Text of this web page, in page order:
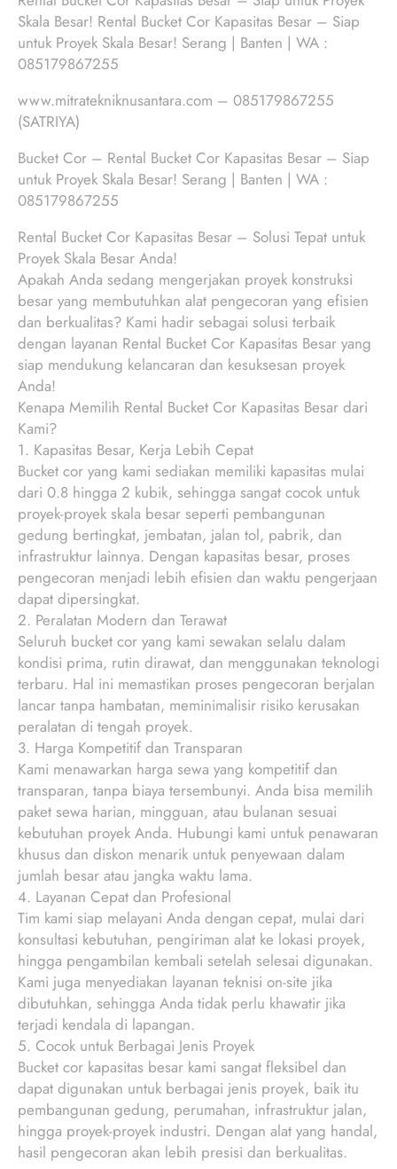
Skala Besar! Rental Bucket Cor Kapasitas Besar – Siap
untuk Proyek Skala Besar! Serang | Banten | WA :
085179867255
www.mitratekniknusantara.com – 085179867255
(SATRIYA)
Bucket Cor – Rental Bucket Cor Kapasitas Besar – Siap
untuk Proyek Skala Besar! Serang | Banten | WA :
085179867255
Rental Bucket Cor Kapasitas Besar – Solusi Tepat untuk
Proyek Skala Besar Anda!
Apakah Anda sedang mengerjakan proyek konstruksi
besar yang membutuhkan alat pengecoran yang efisien
dan berkualitas? Kami hadir sebagai solusi terbaik
dengan layanan Rental Bucket Cor Kapasitas Besar yang
siap mendukung kelancaran dan kesuksesan proyek
Anda!
Kenapa Memilih Rental Bucket Cor Kapasitas Besar dari
Kami?
1. Kapasitas Besar, Kerja Lebih Cepat
Bucket cor yang kami sediakan memiliki kapasitas mulai
dari 0.8 hingga 2 kubik, sehingga sangat cocok untuk
proyek-proyek skala besar seperti pembangunan
gedung bertingkat, jembatan, jalan tol, pabrik, dan
infrastruktur lainnya. Dengan kapasitas besar, proses
pengecoran menjadi lebih efisien dan waktu pengerjaan
dapat dipersingkat.
2. Peralatan Modern dan Terawat
Seluruh bucket cor yang kami sewakan selalu dalam
kondisi prima, rutin dirawat, dan menggunakan teknologi
terbaru. Hal ini memastikan proses pengecoran berjalan
lancar tanpa hambatan, meminimalisir risiko kerusakan
peralatan di tengah proyek.
3. Harga Kompetitif dan Transparan
Kami menawarkan harga sewa yang kompetitif dan
transparan, tanpa biaya tersembunyi. Anda bisa memilih
paket sewa harian, mingguan, atau bulanan sesuai
kebutuhan proyek Anda. Hubungi kami untuk penawaran
khusus dan diskon menarik untuk penyewaan dalam
jumlah besar atau jangka waktu lama.
4. Layanan Cepat dan Profesional
Tim kami siap melayani Anda dengan cepat, mulai dari
konsultasi kebutuhan, pengiriman alat ke lokasi proyek,
hingga pengambilan kembali setelah selesai digunakan.
Kami juga menyediakan layanan teknisi on-site jika
dibutuhkan, sehingga Anda tidak perlu khawatir jika
terjadi kendala di lapangan.
5. Cocok untuk Berbagai Jenis Proyek
Bucket cor kapasitas besar kami sangat fleksibel dan
dapat digunakan untuk berbagai jenis proyek, baik itu
pembangunan gedung, perumahan, infrastruktur jalan,
hingga proyek-proyek industri. Dengan alat yang handal,
hasil pengecoran akan lebih presisi dan berkualitas.